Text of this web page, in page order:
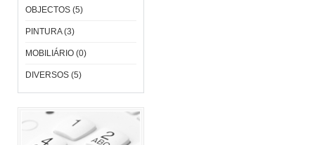
OBJECTOS (5)
PINTURA (3)
MOBILIÁRIO (0)
DIVERSOS (5)